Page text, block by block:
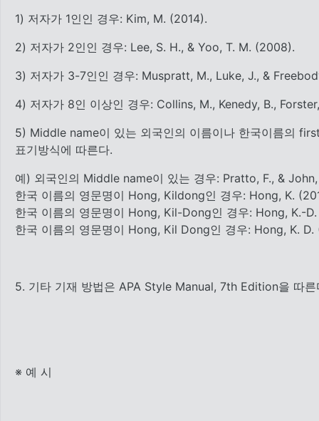
1) 저자가 1인인 경우: Kim, M. (2014).
2) 저자가 2인인 경우: Lee, S. H., & Yoo, T. M. (2008).
3) 저자가 3-7인인 경우: Muspratt, M., Luke, J., &
4) 저자가 8인 이상인 경우: Collins, M., Kenedy, B.,
5) Middle name이 있는 외국인의 이름이나 한국이름의
표기방식에 따른다.
예) 외국인의 Middle name이 있는 경우: Pratto, F., & John,
한국 이름의 영문명이 Hong, Kildong인 경우: Hong, K.
한국 이름의 영문명이 Hong, Kil-Dong인 경우: Hong, K.-
한국 이름의 영문명이 Hong, Kil Dong인 경우: Hong, K. D.
5. 기타 기재 방법은 APA Style Manual, 7th Edition을 따른
※ 예 시